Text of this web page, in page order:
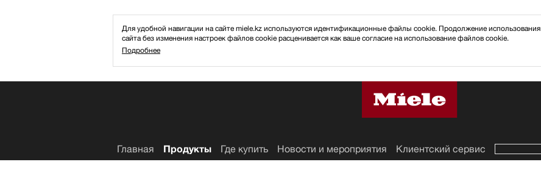
Для удобной навигации на сайте miele.kz используются идентификационные файлы cookie. Продолжение использования
сайта без изменения настроек файлов cookie расценивается как ваше согласие на использование файлов cookie.
Подробнее
Главная Продукты Где купить Новости и мероприятия Клиентский сервис